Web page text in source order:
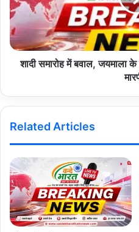
शादी समारोह में बवाल, जयमाला के
Related Articles